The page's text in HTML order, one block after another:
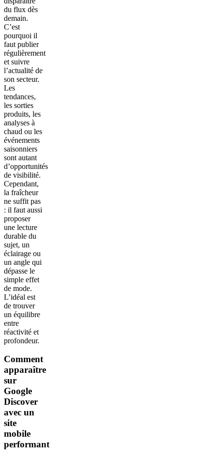
du flux dès
demain.
C’est
pourquoi il
faut publier
régulièrement
et suivre
l’actualité de
son secteur.
Les
tendances,
les sorties
produits, les
analyses à
chaud ou les
événements
saisonniers
sont autant
d’opportunités
de visibilité.
Cependant,
la fraîcheur
ne suffit pas
: il faut aussi
proposer
une lecture
durable du
sujet, un
éclairage ou
un angle qui
dépasse le
simple effet
de mode.
L’idéal est
de trouver
un équilibre
entre
réactivité et
profondeur.
Comment
apparaître
sur
Google
Discover
avec un
site
mobile
performant